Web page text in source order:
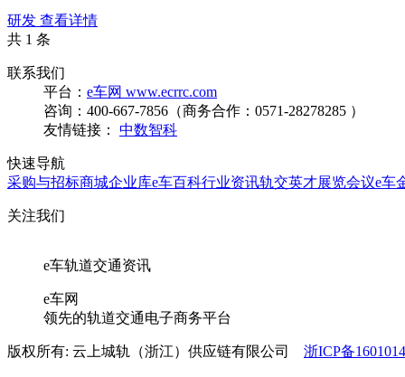
研发 查看详情
共 1 条
联系我们
平台： e车网 www.ecrrc.com
咨询：400-667-7856（商务合作：0571-28278285 ）
友情链接： 中数智科
快速导航
采购与招标商城企业库e车百科行业资讯轨交英才展览会议e车
关注我们
e车轨道交通资讯
e车网
领先的轨道交通电子商务平台
版权所有: 云上城轨（浙江）供应链有限公司 浙ICP备